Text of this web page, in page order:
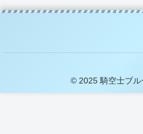
© 2025 騎空士ブル